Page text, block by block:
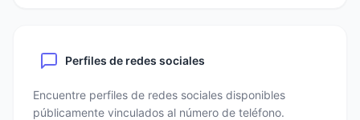
Perfiles de redes sociales
Encuentre perfiles de redes sociales disponibles
públicamente vinculados al número de teléfono.